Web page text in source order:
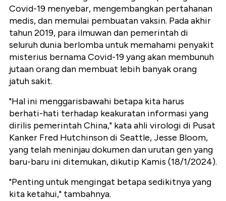
Covid-19 menyebar, mengembangkan pertahanan
medis, dan memulai pembuatan vaksin. Pada akhir
tahun 2019, para ilmuwan dan pemerintah di
seluruh dunia berlomba untuk memahami penyakit
misterius bernama Covid-19 yang akan membunuh
jutaan orang dan membuat lebih banyak orang
jatuh sakit.
"Hal ini menggarisbawahi betapa kita harus
berhati-hati terhadap keakuratan informasi yang
dirilis pemerintah China," kata ahli virologi di Pusat
Kanker Fred Hutchinson di Seattle, Jesse Bloom,
yang telah meninjau dokumen dan urutan gen yang
baru-baru ini ditemukan, dikutip Kamis (18/1/2024).
"Penting untuk mengingat betapa sedikitnya yang
kita ketahui," tambahnya.